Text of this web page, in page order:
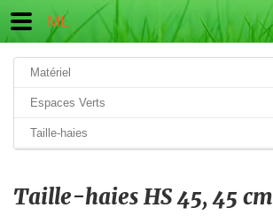
ML
Matériel
Espaces Verts
Taille-haies
Taille-haies HS 45, 45 cm